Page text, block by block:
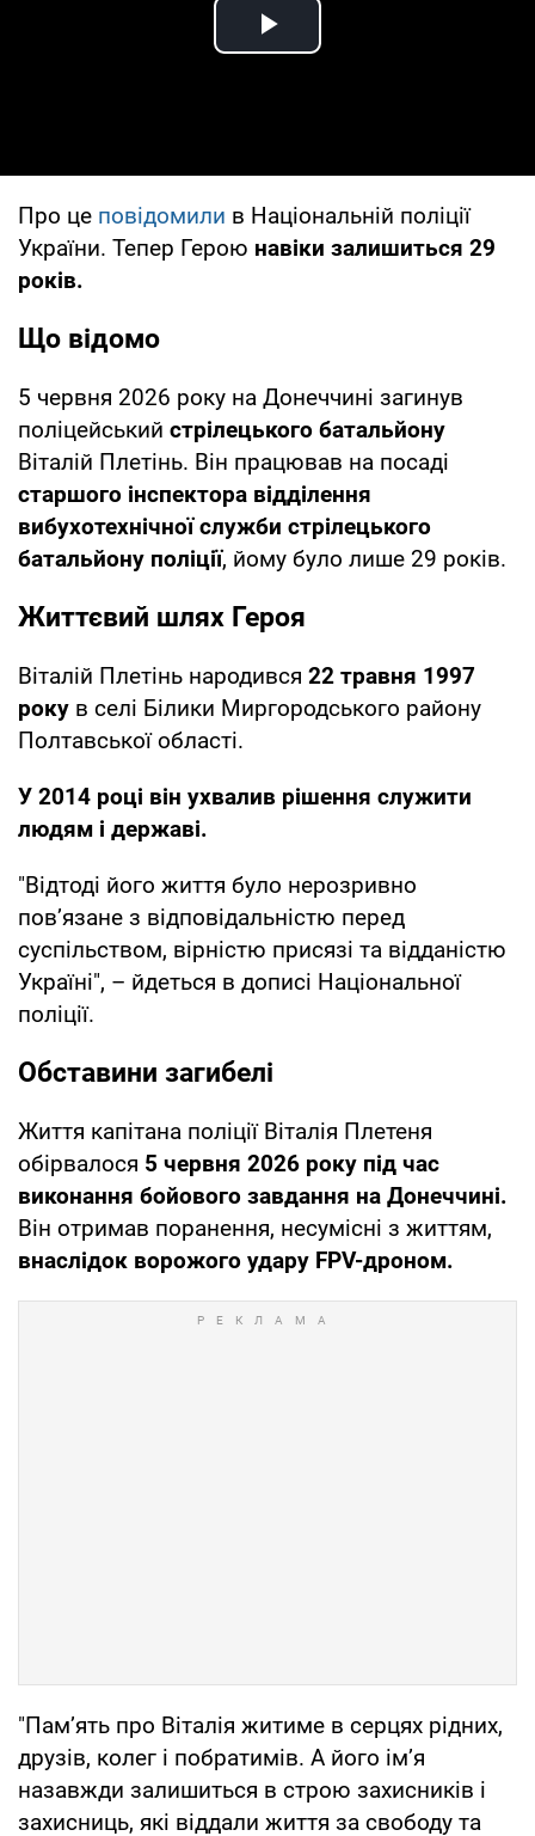
Play Video
Про це повідомили в Національній поліції
України. Тепер Герою навіки залишиться 29
років.
Що відомо
5 червня 2026 року на Донеччині загинув
поліцейський стрілецького батальйону
Віталій Плетінь. Він працював на посаді
старшого інспектора відділення
вибухотехнічної служби стрілецького
батальйону поліції, йому було лише 29 років.
Життєвий шлях Героя
Віталій Плетінь народився 22 травня 1997
року в селі Білики Миргородського району
Полтавської області.
У 2014 році він ухвалив рішення служити
людям і державі.
"Відтоді його життя було нерозривно
пов’язане з відповідальністю перед
суспільством, вірністю присязі та відданістю
Україні", – йдеться в дописі Національної
поліції.
Обставини загибелі
Життя капітана поліції Віталія Плетеня
обірвалося 5 червня 2026 року під час
виконання бойового завдання на Донеччині.
Він отримав поранення, несумісні з життям,
внаслідок ворожого удару FPV-дроном.
"Пам’ять про Віталія житиме в серцях рідних,
друзів, колег і побратимів. А його ім’я
назавжди залишиться в строю захисників і
захисниць, які віддали життя за свободу та